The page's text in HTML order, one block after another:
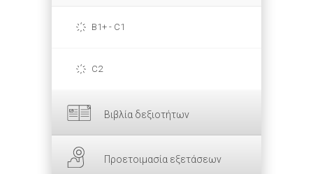
B1+ - C1
C2
Βιβλία δεξιοτήτων
Προετοιμασία εξετάσεων